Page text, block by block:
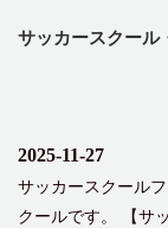
サッカースクール
2025-11-27
サッカースクール
クールです。 【サ